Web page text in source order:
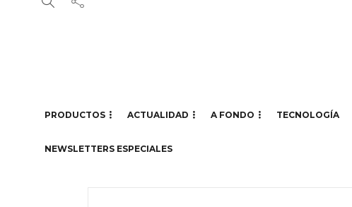
PRODUCTOS ACTUALIDAD A FONDO TECNOLOGÍA
NEWSLETTERS ESPECIALES